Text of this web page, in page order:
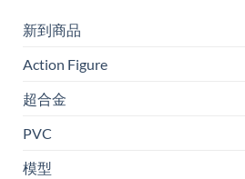
新到商品​
Action Figure
超合金
PVC
模型